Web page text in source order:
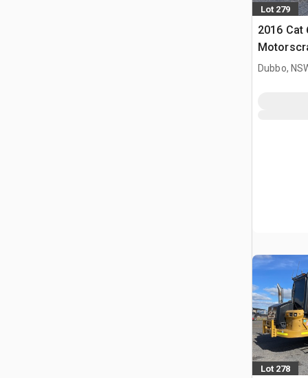
Lot 279
2016 Cat
Dubbo,
Lot 278